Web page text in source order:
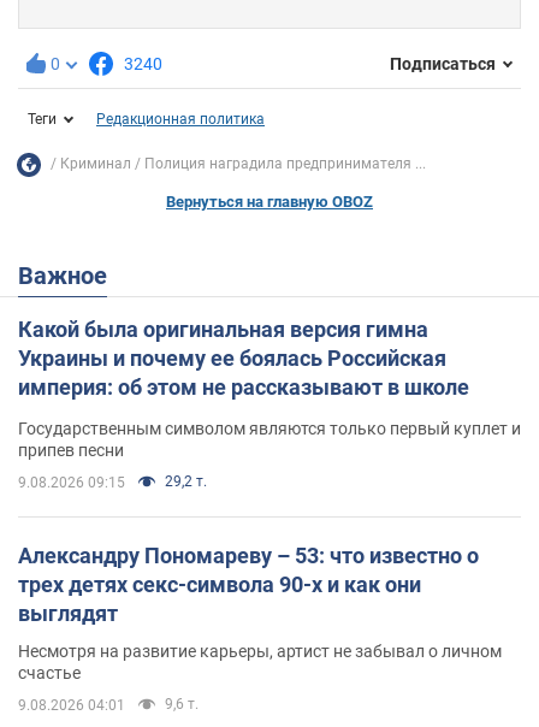
0 3240 Подписаться
Теги Редакционная политика
Криминал Полиция наградила предпринимателя ...
Вернуться на главную OBOZ
Важное
Какой была оригинальная версия гимна
Украины и почему ее боялась Российская
империя: об этом не рассказывают в школе
Государственным символом являются только первый куплет и
припев песни
9.08.2026 09:15 29,2 т.
Александру Пономареву – 53: что известно о
трех детях секс-символа 90-х и как они
выглядят
Несмотря на развитие карьеры, артист не забывал о личном
счастье
9.08.2026 04:01 9,6 т.